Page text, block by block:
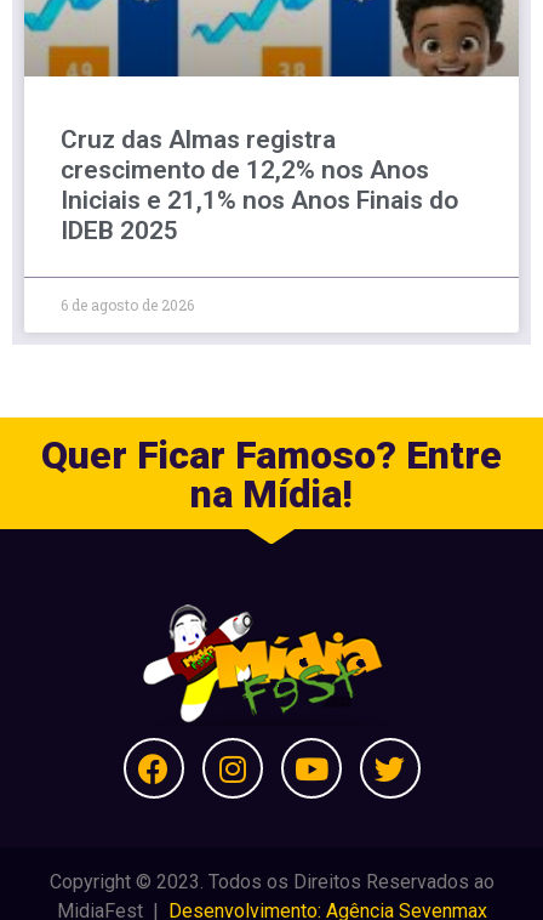
Cruz das Almas registra
crescimento de 12,2% nos Anos
Iniciais e 21,1% nos Anos Finais do
IDEB 2025
6 de agosto de 2026
Quer Ficar Famoso? Entre
na Mídia!
Copyright © 2023. Todos os Direitos Reservados ao
MidiaFest |
Desenvolvimento: Agência Sevenmax